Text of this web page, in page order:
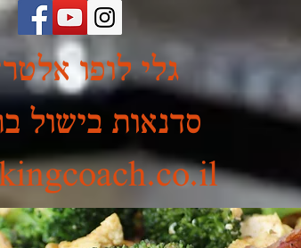
גלי לופו
סדנאות בישול